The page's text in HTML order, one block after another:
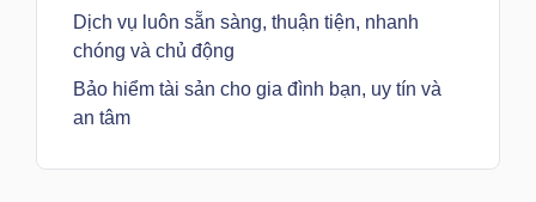
Dịch vụ luôn sẵn sàng, thuận tiện, nhanh
chóng và chủ động
Bảo hiểm tài sản cho gia đình bạn, uy tín và
an tâm